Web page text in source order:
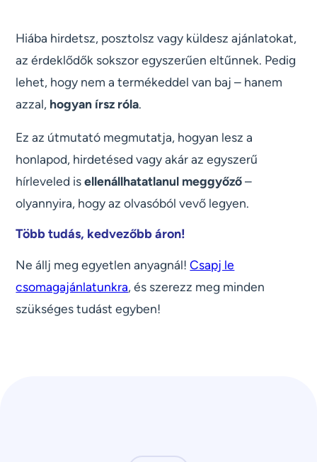
Hiába hirdetsz, posztolsz vagy küldesz ajánlatokat,
az érdeklődők sokszor egyszerűen eltűnnek. Pedig
lehet, hogy nem a termékeddel van baj – hanem
azzal, hogyan írsz róla.
Ez az útmutató megmutatja, hogyan lesz a
honlapod, hirdetésed vagy akár az egyszerű
hírleveled isellenállhatatlanul meggyőző–
olyannyira, hogy az olvasóból vevő legyen.
Több tudás, kedvezőbb áron!
Ne állj meg egyetlen anyagnál!Csapj le
csomagajánlatunkra, és szerezz meg minden
szükséges tudást egyben!